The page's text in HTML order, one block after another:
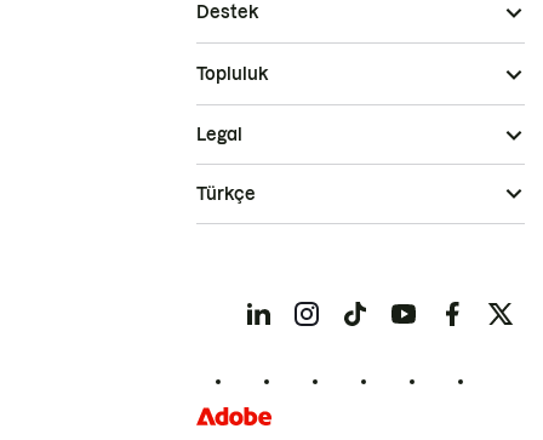
Destek
Topluluk
Legal
Türkçe